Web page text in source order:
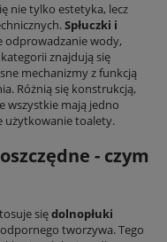
nie tylko estetyka, lecz
Spłuczki i
odprowadzanie wody,
znajdują się
mechanizmy z funkcją
Różnią się konstrukcją,
wszystkie mają jedno
użytkowanie toalety.
- czym
siędolnopłuki
tworzywa. Tego